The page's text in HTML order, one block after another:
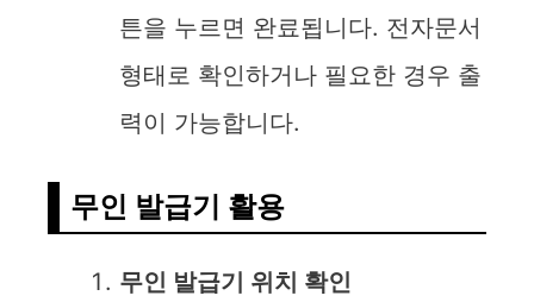
튼을 누르면 완료됩니다. 전자문서
형태로 확인하거나 필요한 경우 출
력이 가능합니다.
무인 발급기 활용
무인 발급기 위치 확인